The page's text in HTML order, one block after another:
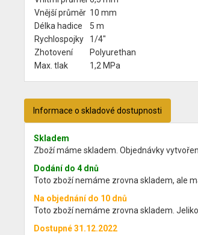
Vnější průměr 10 mm
Délka hadice
5 m
Rychlospojky
1/4"
Zhotovení
Polyurethan
Max. tlak
1,2 MPa
Informace o skladové dostupnosti
Skladem
Zboží máme skladem. Objednávky
Dodání do 4 dnů
Toto zboží nemáme zrovna skladem, ale
Na objednání do 10 dnů
Toto zboží nemáme zrovna skladem.
Dostupné 31.12.2022